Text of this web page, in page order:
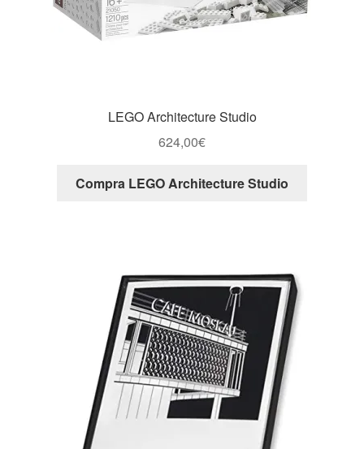
LEGO Architecture Studio
624,00€
Compra LEGO Architecture Studio